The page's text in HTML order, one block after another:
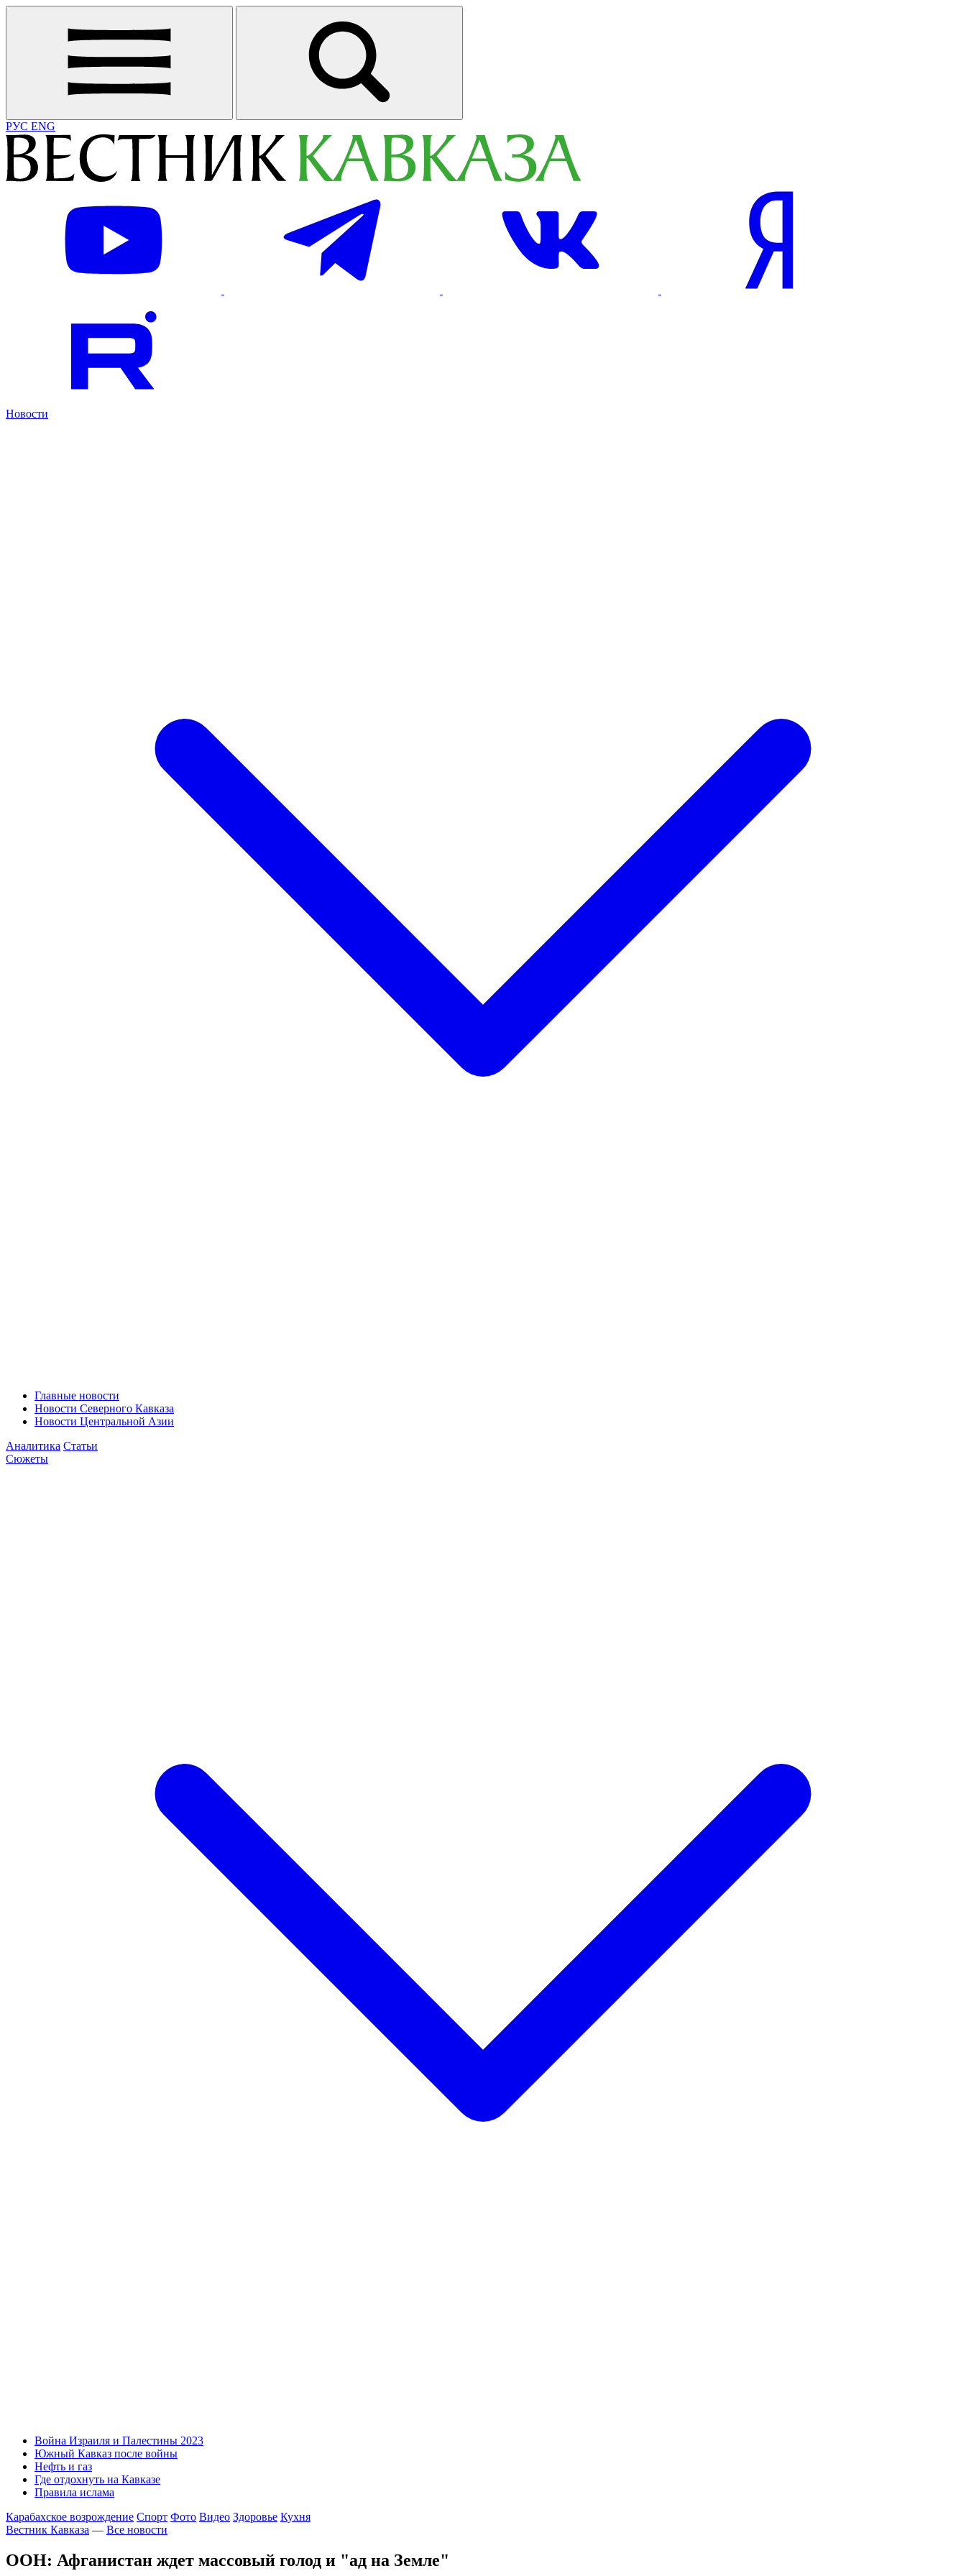
РУС ENG
Новости
Главные новости
Новости Северного Кавказа
Новости Центральной Азии
Аналитика Статьи
Сюжеты
Война Израиля и Палестины 2023
Южный Кавказ после войны
Нефть и газ
Где отдохнуть на Кавказе
Правила ислама
Карабахское возрождение Спорт Фото Видео Здоровье Кухня
Вестник Кавказа — Все новости
ООН: Афганистан ждет массовый голод и "ад на Земле"